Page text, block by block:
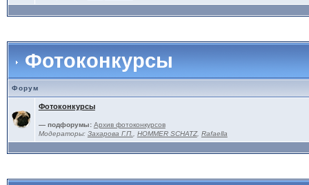
Фотоконкурсы
Форум
Фотоконкурсы
— подфорумы: Архив фотоконкурсов
Модераторы: Захарова Г.П. HOMMER SCHATZ, Rafaella